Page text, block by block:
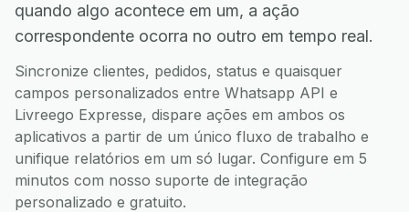
quando algo acontece em um, a ação
correspondente ocorra no outro em tempo real.
Sincronize clientes, pedidos, status e quaisquer
campos personalizados entre Whatsapp API e
Livreego Expresse, dispare ações em ambos os
aplicativos a partir de um único fluxo de trabalho e
unifique relatórios em um só lugar. Configure em 5
minutos com nosso suporte de integração
personalizado e gratuito.